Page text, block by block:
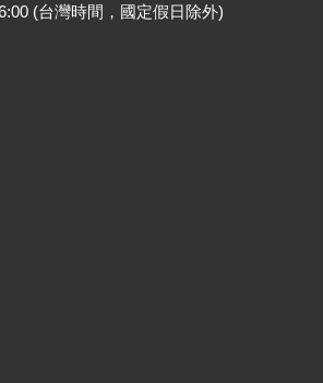
(台灣時間，國定假日除外)